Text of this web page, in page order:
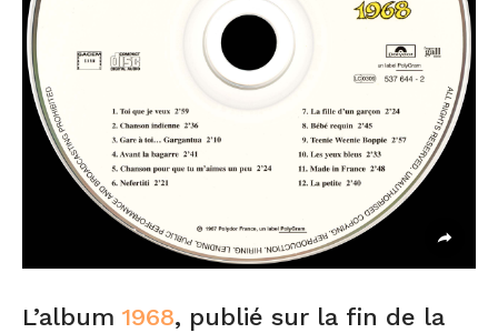
L’album 1968, publié sur la fin de la